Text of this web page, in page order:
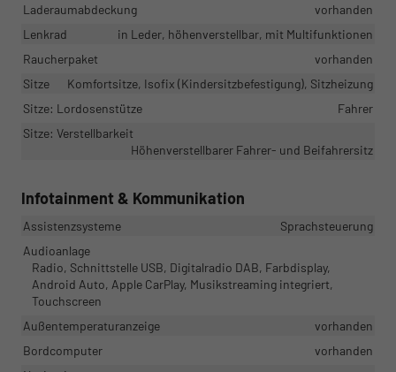
Laderaumabdeckung
vorhanden
Lenkrad
in Leder, höhenverstellbar, mit Multifunktionen
Raucherpaket
vorhanden
Sitze
Komfortsitze, Isofix (Kindersitzbefestigung), Sitzheizung
Sitze: Lordosenstütze
Fahrer
Sitze: Verstellbarkeit
Höhenverstellbarer Fahrer- und Beifahrersitz
Infotainment & Kommunikation
Assistenzsysteme
Sprachsteuerung
Audioanlage
Radio, Schnittstelle USB, Digitalradio DAB, Farbdisplay,
Android Auto, Apple CarPlay, Musikstreaming integriert,
Touchscreen
Außentemperaturanzeige
vorhanden
Bordcomputer
vorhanden